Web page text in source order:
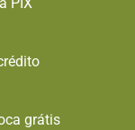
grátis